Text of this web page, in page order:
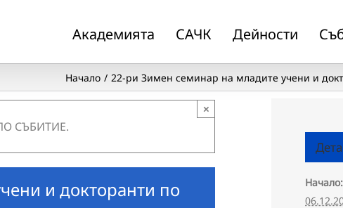
Академията САЧК Дейности
Начало 22-ри Зимен семинар на младите учени и
СЪБИТИЕ.
×
и докторанти по
Начало: